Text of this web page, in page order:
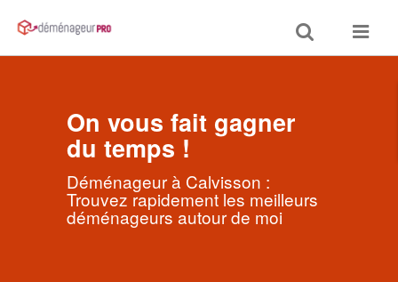
Toggle
search
Toggle
On vous fait gagner
du temps !
Déménageur à Calvisson :
Trouvez rapidement les meilleurs
déménageurs autour de moi